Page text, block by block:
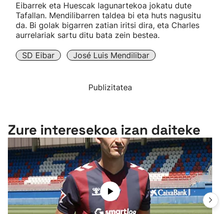
Kirol gehiago
"Helmuga"
Eibarrek eta Huescak lagunartekoa jokatu dute
Tafallan. Mendilibarren taldea bi eta huts nagusitu
da. Bi golak bigarren zatian iritsi dira, eta Charles
aurrelariak sartu ditu bata zein bestea.
SD Eibar José Luis Mendilibar
Publizitatea
Zure interesekoa izan daiteke